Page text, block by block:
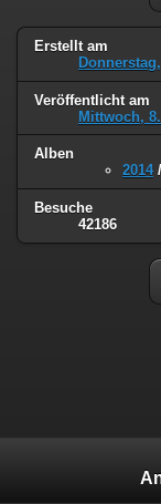
Erstellt am
Veröffentlicht am
Mittwoch,
Alben
2014/
Besuche
42186